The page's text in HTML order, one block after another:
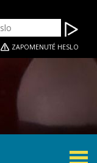
ZAPOMENUTÉ HESLO